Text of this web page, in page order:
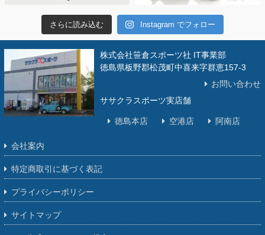
さらに読み込む Instagram でフォロー
株式会社笹倉スポーツ社 IT事業部
徳島県板野郡松茂町中喜来字群恵157-3
お問い合わせ
ササクラスポーツ実店舗
徳島本店 空港店 阿南店
会社案内
特定商取引に基づく表記
プライバシーポリシー
サイトマップ